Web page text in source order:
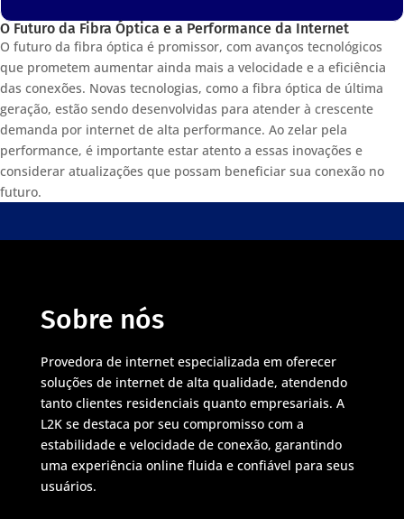
O Futuro da Fibra Óptica e a Performance da Internet
O futuro da fibra óptica é promissor, com avanços tecnológicos
que prometem aumentar ainda mais a velocidade e a eficiência
das conexões. Novas tecnologias, como a fibra óptica de última
geração, estão sendo desenvolvidas para atender à crescente
demanda por internet de alta performance. Ao zelar pela
performance, é importante estar atento a essas inovações e
considerar atualizações que possam beneficiar sua conexão no
futuro.
Sobre nós
Provedora de internet especializada em oferecer
soluções de internet de alta qualidade, atendendo
tanto clientes residenciais quanto empresariais. A
L2K se destaca por seu compromisso com a
estabilidade e velocidade de conexão, garantindo
uma experiência online fluida e confiável para seus
usuários.